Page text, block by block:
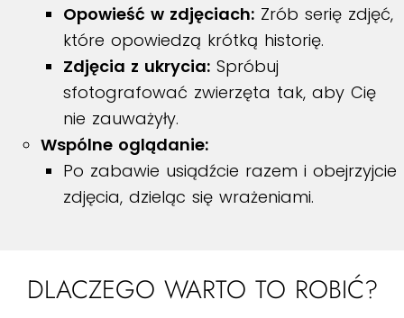
Opowieść w zdjęciach: Zrób serię zdjęć,
które opowiedzą krótką historię.
Zdjęcia z ukrycia: Spróbuj
sfotografować zwierzęta tak, aby Cię
nie zauważyły.
Wspólne oglądanie:
Po zabawie usiądźcie razem i obejrzyjcie
zdjęcia, dzieląc się wrażeniami.
DLACZEGO WARTO TO ROBIĆ?